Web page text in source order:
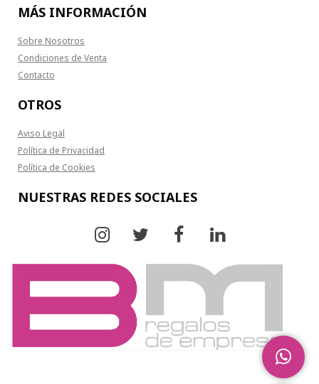
MÁS INFORMACIÓN
Sobre Nosotros
Condiciones de Venta
Contacto
OTROS
Aviso Legal
Política de Privacidad
Política de Cookies
NUESTRAS REDES SOCIALES